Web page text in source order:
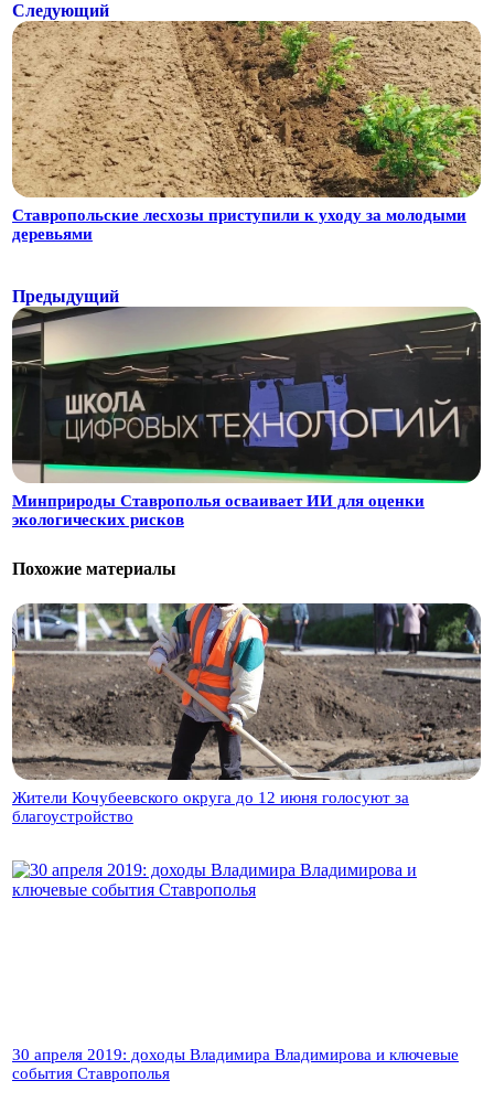
Следующий
Ставропольские лесхозы приступили к уходу за молодыми
деревьями
Предыдущий
Минприроды Ставрополья осваивает ИИ для оценки
экологических рисков
Похожие материалы
Жители Кочубеевского округа до 12 июня голосуют за
благоустройство
30 апреля 2019: доходы Владимира Владимирова и ключевые
события Ставрополья